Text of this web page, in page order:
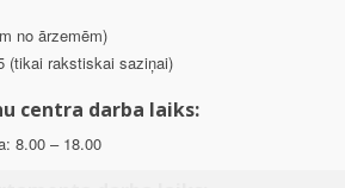
no ārzemēm)
(tikai rakstiskai saziņai)
centra darba laiks:
8.00 – 18.00